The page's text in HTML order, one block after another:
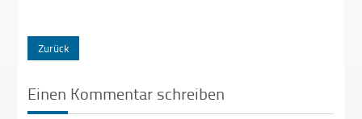
Zurück
Einen Kommentar schreiben